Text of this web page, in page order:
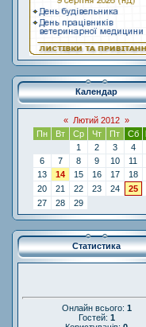
Календар
« Лютий 2012 »
Пн
Вт Ср Чт Пт Сб
1
2 3 4
6
7 8 9 10 11
13
14 15 16 17 18
20
21 22 23 24 25
27
28 29
Статистика
Онлайн всього: 1
Гостей: 1